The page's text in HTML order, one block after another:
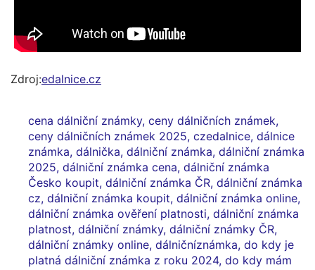
Zdroj:edalnice.cz
cena dálniční známky, ceny dálničních známek,
ceny dálničních známek 2025, czedalnice, dálnice
známka, dálnička, dálniční známka, dálniční známka
2025, dálniční známka cena, dálniční známka
Česko koupit, dálniční známka ČR, dálniční známka
cz, dálniční známka koupit, dálniční známka online,
dálniční známka ověření platnosti, dálniční známka
platnost, dálniční známky, dálniční známky ČR,
dálniční známky online, dálničníznámka, do kdy je
platná dálniční známka z roku 2024, do kdy mám